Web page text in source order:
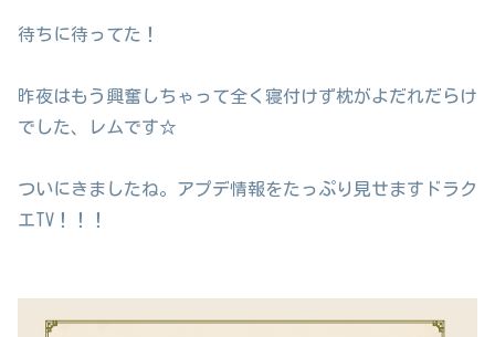
待ちに待ってた！
昨夜はもう興奮しちゃって全く寝付けず枕がよだれだらけ
でした、レムです☆
ついにきましたね。アプデ情報をたっぷり見せますドラク
エTV！！！